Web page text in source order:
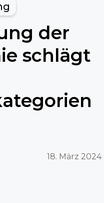
der
schlägt
18. März 2024